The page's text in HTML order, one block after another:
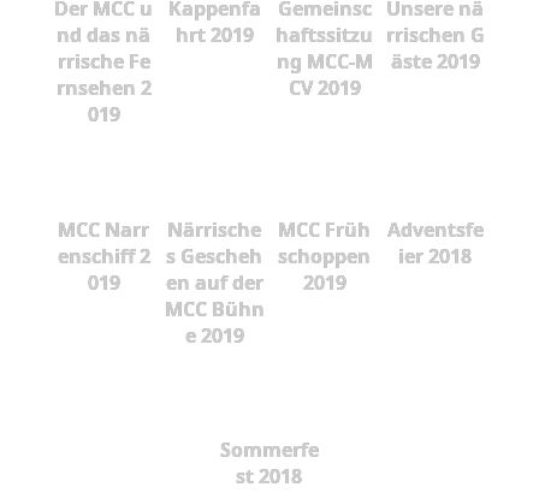
Der MCC u
nd das nä
rrische Fe
rnsehen 2
019
Kappenfa
hrt 2019
Gemeinsc
haftssitzu
ng MCC-M
CV 2019
Unsere nä
rrischen G
äste 2019
MCC Narr
enschiff 2
019
Närrische
s Gescheh
en auf der
MCC Bühn
e 2019
MCC Früh
schoppen
2019
Adventsfe
ier 2018
Sommerfe
st 2018